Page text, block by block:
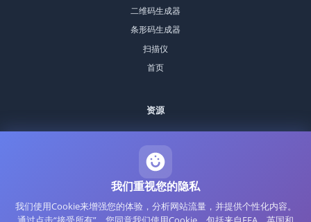
二维码生成器
条形码生成器
扫描仪
首页
资源
常见问题
关于我们
联系
政策
我们重视您的隐私
我们使用Cookie来增强您的体验，分析网站流量，并提供个性化内容。